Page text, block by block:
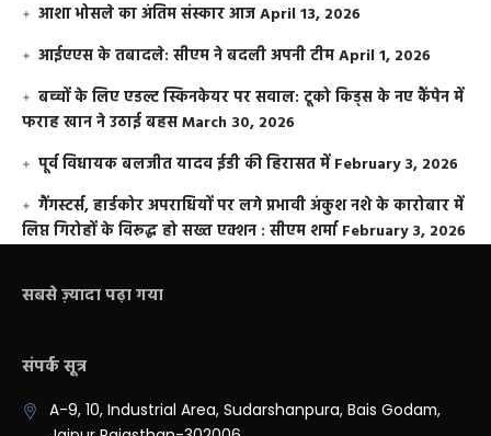
आशा भोसले का अंतिम संस्कार आजApril 13, 2026
आईएएस के तबादले: सीएम ने बदली अपनी टीमApril 1, 2026
बच्चों के लिए एडल्ट स्किनकेयर पर सवाल: टूको किड्स के नए कैंपेन में
फराह खान ने उठाई बहसMarch 30, 2026
पूर्व विधायक बलजीत यादव ईडी की हिरासत में February 3, 2026
गैंगस्टर्स, हार्डकोर अपराधियों पर लगे प्रभावी अंकुश नशे के कारोबार में
लिप्त गिरोहों के विरूद्ध हो सख्त एक्शन : सीएम शर्मा February 3, 2026
सबसे ज़्यादा पढ़ा गया
संपर्क सूत्र
A-9, 10, Industrial Area, Sudarshanpura, Bais Godam,